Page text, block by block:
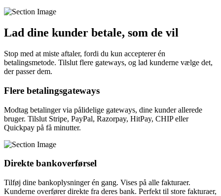
Lad dine kunder betale, som de vil
Stop med at miste aftaler, fordi du kun accepterer én
betalingsmetode. Tilslut flere gateways, og lad kunderne vælge det,
der passer dem.
Flere betalingsgateways
Modtag betalinger via pålidelige gateways, dine kunder allerede
bruger. Tilslut Stripe, PayPal, Razorpay, HitPay, CHIP eller
Quickpay på få minutter.
Direkte bankoverførsel
Tilføj dine bankoplysninger én gang. Vises på alle fakturaer.
Kunderne overfører direkte fra deres bank. Perfekt til store fakturaer,